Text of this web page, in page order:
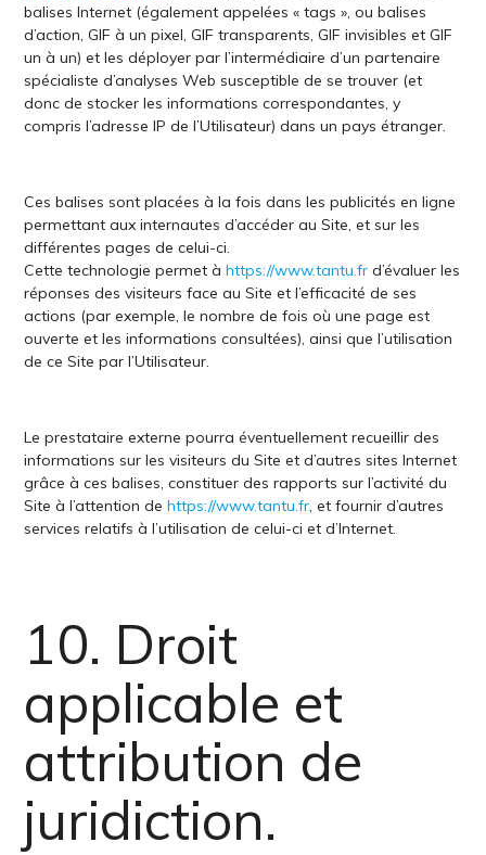
balises Internet (également appelées « tags », ou balises
d’action, GIF à un pixel, GIF transparents, GIF invisibles et GIF
un à un) et les déployer par l’intermédiaire d’un partenaire
spécialiste d’analyses Web susceptible de se trouver (et
donc de stocker les informations correspondantes, y
compris l’adresse IP de l’Utilisateur) dans un pays étranger.
Ces balises sont placées à la fois dans les publicités en ligne
permettant aux internautes d’accéder au Site, et sur les
différentes pages de celui-ci.
Cette technologie permet àhttps://www.tantu.fr d’évaluer les
réponses des visiteurs face au Site et l’efficacité de ses
actions (par exemple, le nombre de fois où une page est
ouverte et les informations consultées), ainsi que l’utilisation
de ce Site par l’Utilisateur.
Le prestataire externe pourra éventuellement recueillir des
informations sur les visiteurs du Site et d’autres sites Internet
grâce à ces balises, constituer des rapports sur l’activité du
Site à l’attention dehttps://www.tantu.fr, et fournir d’autres
services relatifs à l’utilisation de celui-ci et d’Internet.
10. Droit
applicable et
attribution de
juridiction.